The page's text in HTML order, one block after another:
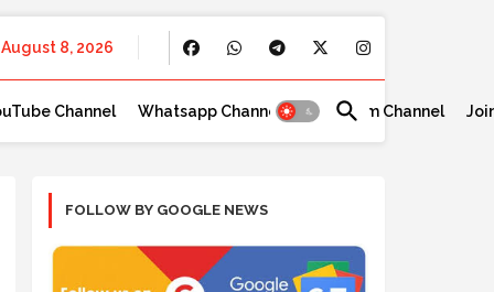
August 8, 2026
Channel Whatsapp Channel Telegram Channel
FOLLOW BY GOOGLE NEWS